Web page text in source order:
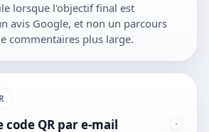
lorsque l'objectif final est
avis Google, et non un parcours
commentaires plus large.
code QR par e-mail